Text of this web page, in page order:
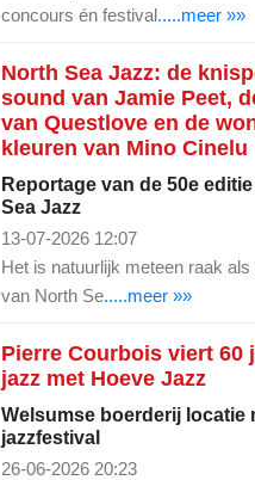
concours én festival.....meer »»
North Sea Jazz: de
sound van Jamie Peet,
van Questlove en de
kleuren van Mino Cinelu
Reportage van de 50e
Sea Jazz
13-07-2026 12:07
Het is natuurlijk meteen raak als
van North Se.....meer »»
Pierre Courbois viert 60
jazz met Hoeve Jazz
Welsumse boerderij locatie
jazzfestival
26-06-2026 20:23